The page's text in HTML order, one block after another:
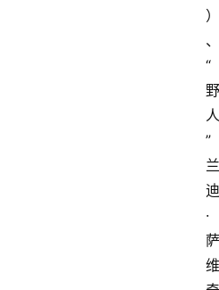
）
、
“
野
人
”
兰
迪
·
萨
维